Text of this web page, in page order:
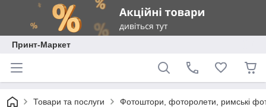
Принт-Маркет
Товари та послуги Фотоштори, фоторолети, римські